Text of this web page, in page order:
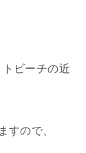
ビーチの近
すので、